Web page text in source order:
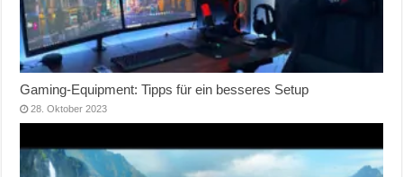
Gaming-Equipment: Tipps für ein besseres Setup
28. Oktober 2023